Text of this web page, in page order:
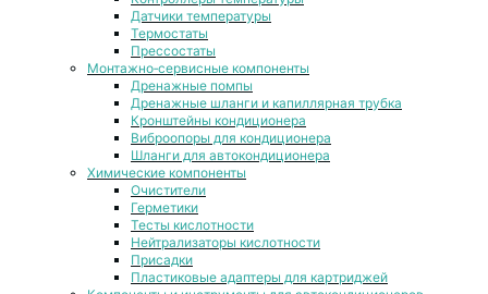
Датчики температуры
Термостаты
Прессостаты
Монтажно‑сервисные компоненты
Дренажные помпы
Дренажные шланги и капиллярная трубка
Кронштейны кондиционера
Виброопоры для кондиционера
Шланги для автокондиционера
Химические компоненты
Очистители
Герметики
Тесты кислотности
Нейтрализаторы кислотности
Присадки
Пластиковые адаптеры для картриджей